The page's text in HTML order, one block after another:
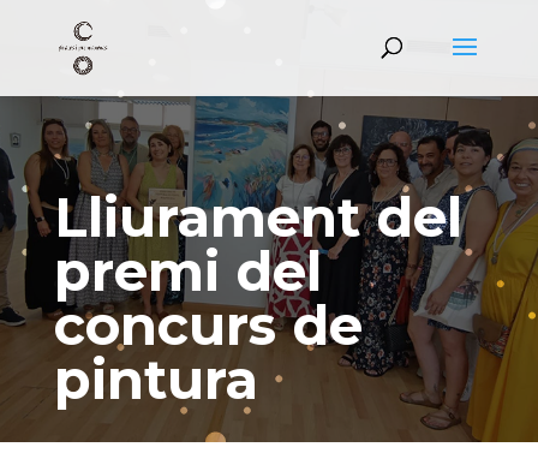
Lliurament del
premi del
concurs de
pintura